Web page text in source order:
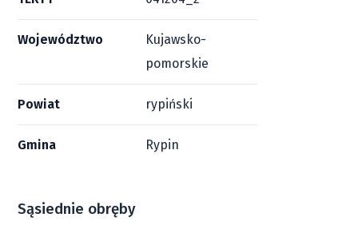
Województwo
Kujawsko-
pomorskie
Powiat rypiński
Gmina Rypin
Sąsiednie obręby